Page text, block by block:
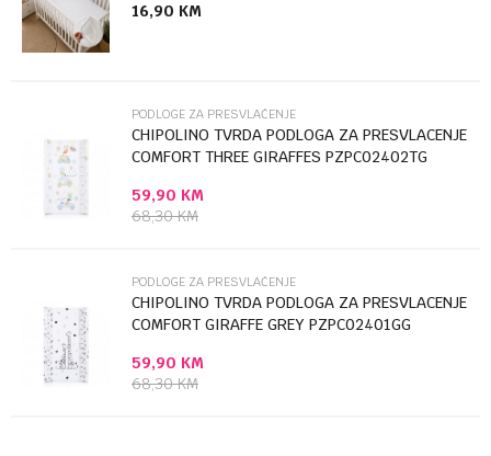
Poruka
Anti-spam zaštita - izračunajte koliko je 9 - 4 :
16,90 KM
PODLOGE ZA PRESVLAČENJE
CHIPOLINO TVRDA PODLOGA ZA PRESVLACENJE
COMFORT THREE GIRAFFES PZPC02402TG
59,90 KM
68,30KM
PODLOGE ZA PRESVLAČENJE
CHIPOLINO TVRDA PODLOGA ZA PRESVLACENJE
COMFORT GIRAFFE GREY PZPC02401GG
59,90 KM
68,30KM